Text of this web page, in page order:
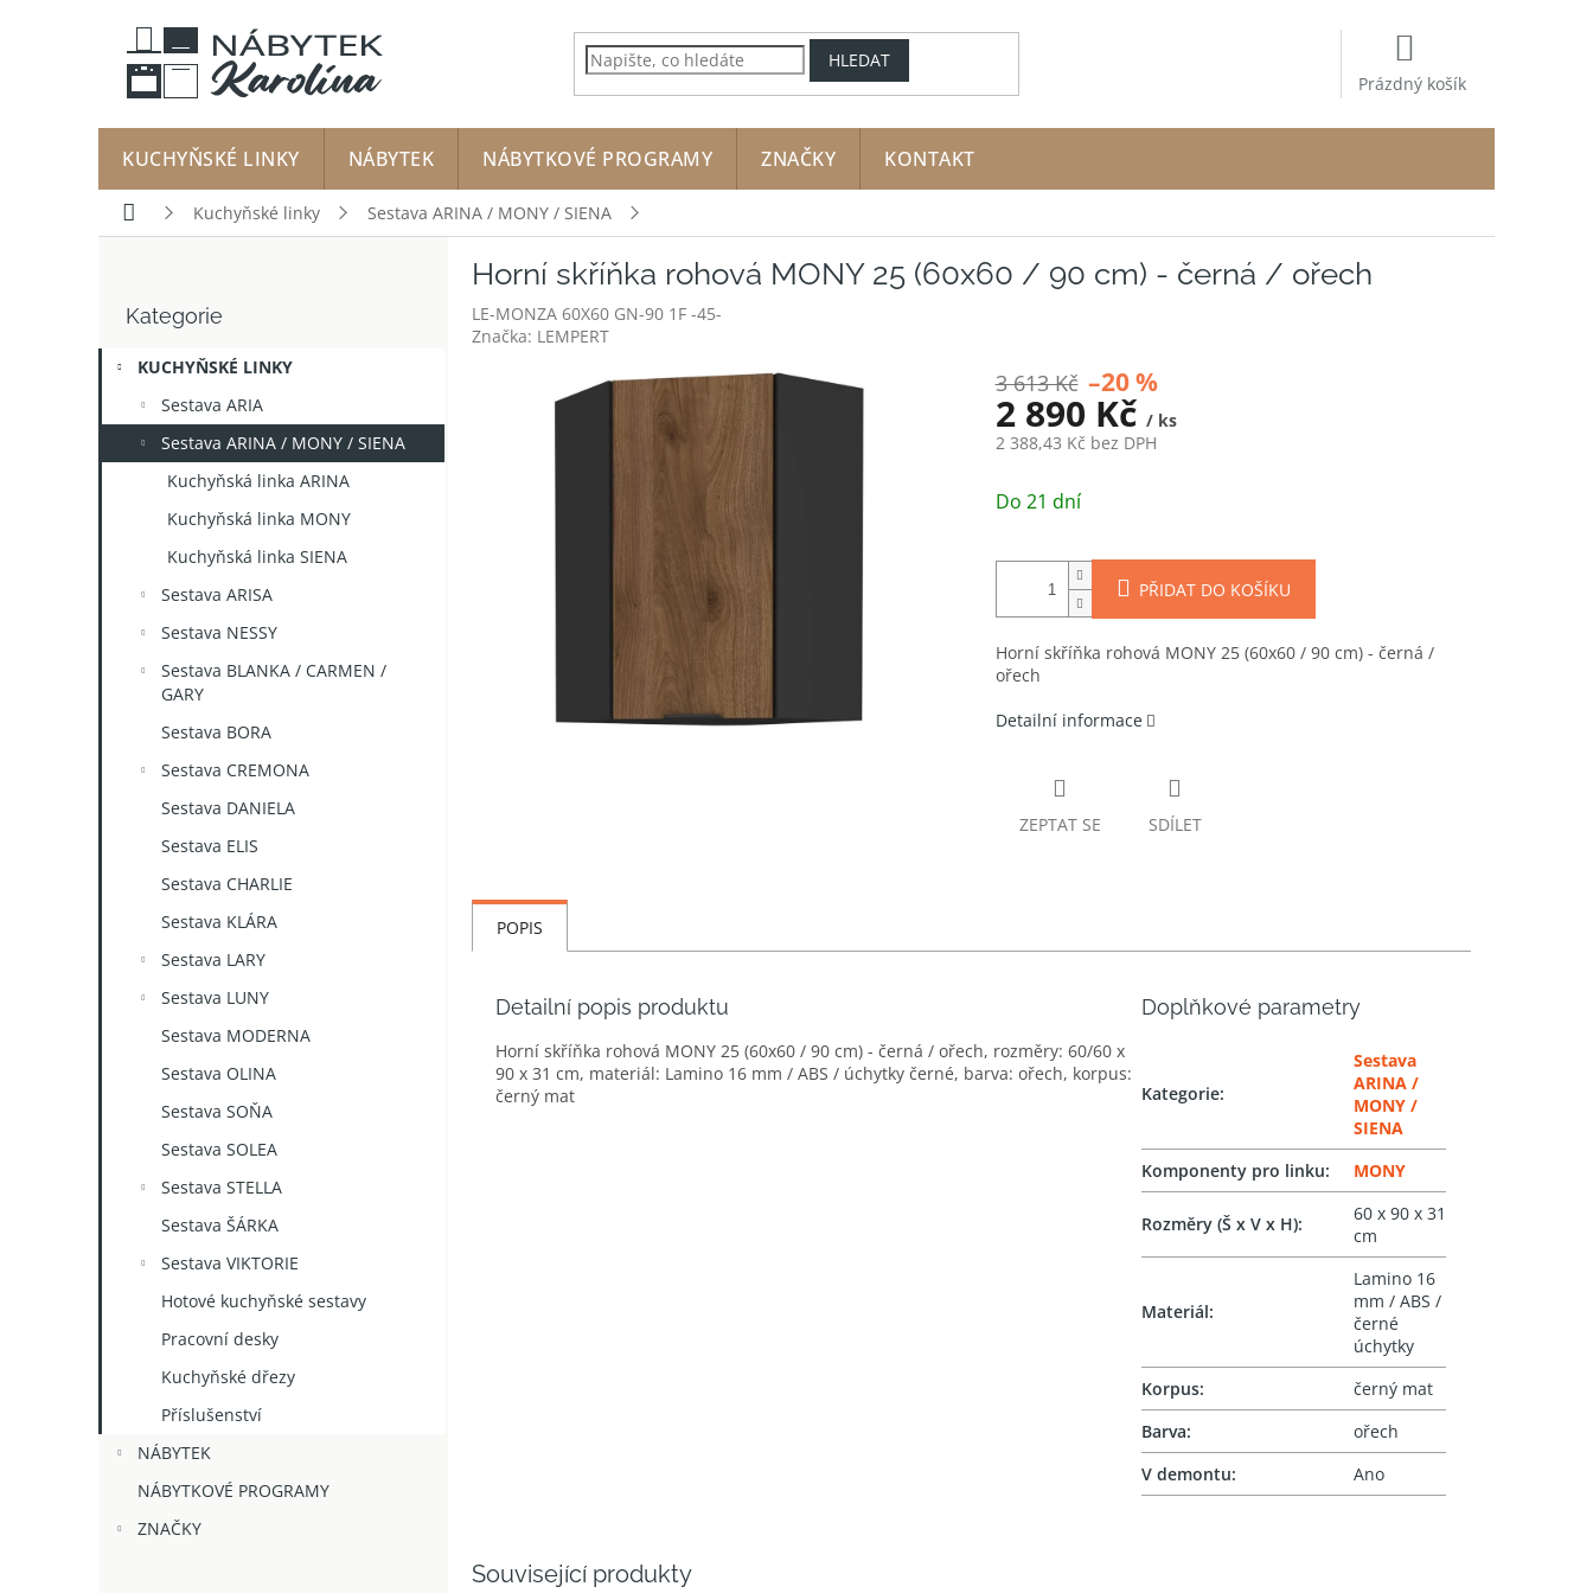
HLEDAT
KOŠÍK
Prázdný košík
KUCHYŇSKÉ LINKY NÁBYTEK NÁBYTKOVÉ PROGRAMY ZNAČKY KONTAKT
Domů Kuchyňské linky Sestava ARINA / MONY / SIENA
r
n
í
kategorie
Kategorie
KUCHYŇSKÉ LINKY
Sestava ARIA
Sestava ARINA / MONY / SIENA
Kuchyňská linka ARINA
Kuchyňská linka MONY
Kuchyňská linka SIENA
Sestava ARISA
Sestava NESSY
Sestava BLANKA / CARMEN /
GARY
Sestava BORA
Sestava CREMONA
Sestava DANIELA
Sestava ELIS
Sestava CHARLIE
Sestava KLÁRA
Sestava LARY
Sestava LUNY
Sestava MODERNA
Sestava OLINA
Sestava SOŇA
Sestava SOLEA
Sestava STELLA
Sestava ŠÁRKA
Sestava VIKTORIE
Hotové kuchyňské sestavy
Pracovní desky
Kuchyňské dřezy
Příslušenství
NÁBYTEK
NÁBYTKOVÉ PROGRAMY
ZNAČKY
Horní skříňka rohová MONY 25 (60x60 / 90 cm) - černá / ořech
LE-MONZA 60X60 GN-90 1F -45-
Značka: LEMPERT
3 613 Kč –20 %
2 890 Kč / ks
2 388,43 Kč bez DPH
cena:
Do 21 dní
PŘIDAT DO KOŠÍKU
Horní skříňka rohová MONY 25 (60x60 / 90 cm) - černá /
ořech
Detailní informace
ZEPTAT SE SDÍLET
Související produkty
POPIS
Detailní popis produktu
Horní skříňka rohová MONY 25 (60x60 / 90 cm) - černá / ořech, rozměry: 60/60 x
90 x 31 cm, materiál: Lamino 16 mm / ABS / úchytky černé, barva: ořech, korpus:
černý mat
Doplňkové parametry
Kategorie:
Sestava
ARINA /
MONY /
SIENA
Komponenty pro linku: MONY
Rozměry (Š x V x H):
60 x 90 x 31
cm
Materiál:
Lamino 16
mm / ABS /
černé
úchytky
Korpus:
černý mat
Barva:
ořech
V demontu: Ano